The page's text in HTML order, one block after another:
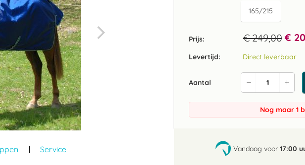
165/215
Prijs: € 249,00 €
Levertijd: Direct leverbaar
Aantal
de
Verlaag
de
aantal
Nog maar 1
Vandaag voor 17:00
Service